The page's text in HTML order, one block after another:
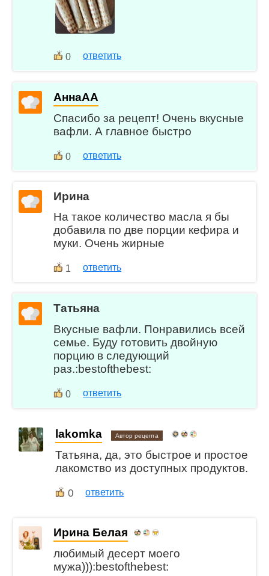
0 ответить
АннаАА
Спасибо за рецепт! Очень вкусные
вафли. А главное быстро
0 ответить
Ирина
На такое количество масла я бы
добавила по две порции кефира и
муки. Очень жирные
1 ответить
Татьяна
Вкусные вафли. Понравились всей
семье. Буду готовить двойную
порцию в следующий
раз.:bestofthebest:
0 ответить
lakomka Автор рецепта
Татьяна, да, это быстрое и простое
лакомство из доступных продуктов.
0 ответить
Ирина Белая
любимый десерт моего
мужа))):bestofthebest: